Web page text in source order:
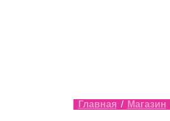
Главная / Магазин